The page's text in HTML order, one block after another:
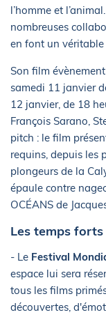
l’homme et
nombreuses
en font un véritable
Son film évènement
samedi 11 janvier
12 janvier, de 18
François Sarano,
pitch : le film
requins, depuis les
plongeurs de la
épaule contre
OCÉANS de
Les temps
- Le Festival
espace lui sera
tous les films
découvertes,